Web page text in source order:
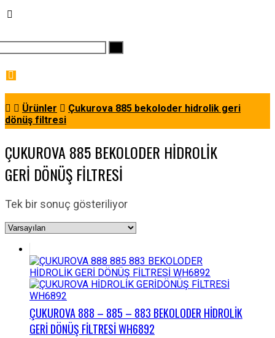
Ürünler
Çukurova 885 bekoloder hidrolik geri
dönüş filtresi
ÇUKUROVA 885 BEKOLODER HIDROLIK
GERI DÖNÜŞ FILTRESI
Tek bir sonuç gösteriliyor
ÇUKUROVA 888 – 885 – 883 BEKOLODER HİDROLİK
GERİ DÖNÜŞ FİLTRESİ WH6892